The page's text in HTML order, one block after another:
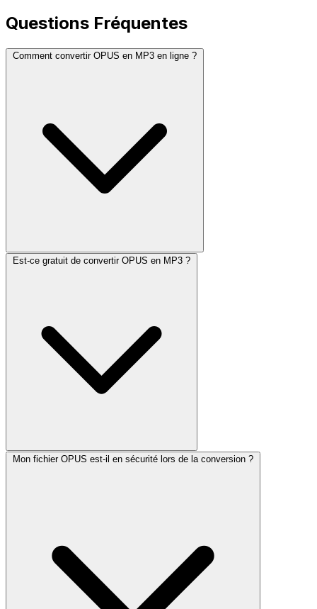
Questions Fréquentes
Comment convertir OPUS en MP3 en ligne ?
Est-ce gratuit de convertir OPUS en MP3 ?
Mon fichier OPUS est-il en sécurité lors de la conversion ?